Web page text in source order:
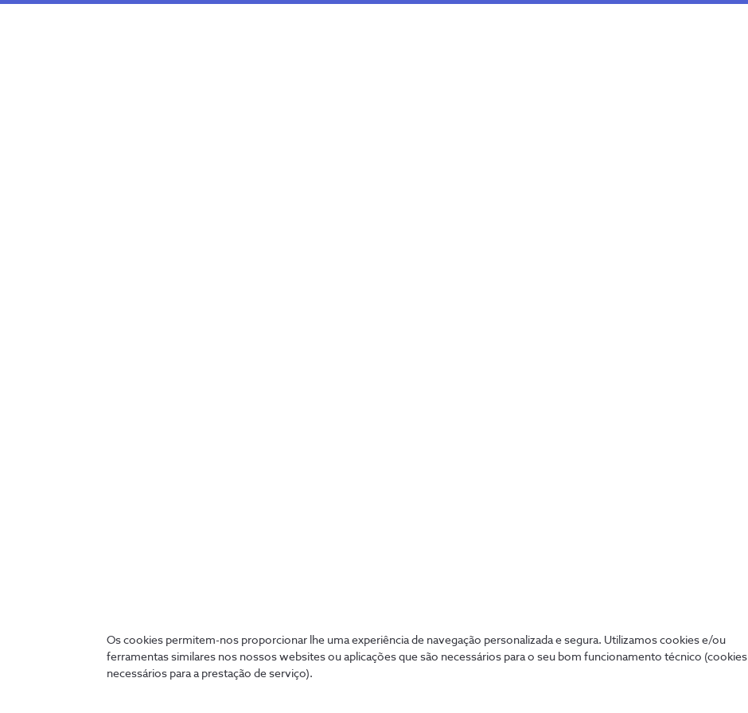
Os cookies permitem-nos proporcionar lhe uma experiência de navegação personalizada e segura. Utilizamos cookies e/ou
ferramentas similares nos nossos websites ou aplicações que são necessários para o seu bom funcionamento técnico (cookies
necessários para a prestação de serviço).